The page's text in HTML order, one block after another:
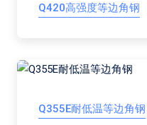
Q420高强度等边角钢
Q355E耐低温等边角钢